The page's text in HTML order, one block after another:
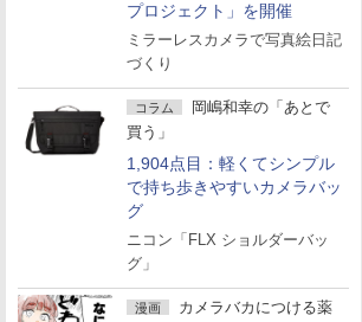
プロジェクト」を開催
ミラーレスカメラで写真絵日記
づくり
コラム
岡嶋和幸の「あとで
買う」
1,904点目：軽くてシンプル
で持ち歩きやすいカメラバッ
グ
ニコン「FLX ショルダーバッ
グ」
漫画
カメラバカにつける薬